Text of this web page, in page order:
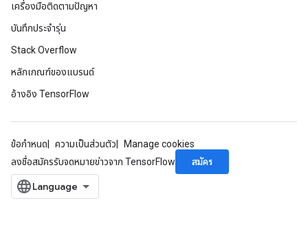
เครื่องมือติดตามปัญหา
บันทึกประจำรุ่น
Stack Overflow
หลักเกณฑ์ของแบรนด์
อ้างอิง TensorFlow
ข้อกำหนด ความเป็นส่วนตัว
Manage cookies
ลงชื่อสมัครรับจดหมายข่าวจาก TensorFlow
สมัคร